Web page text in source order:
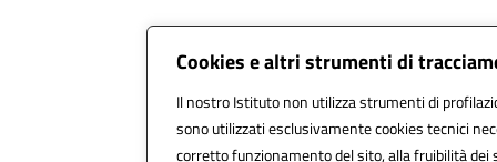
Cookies e altri strumenti di
Il nostro Istituto non utilizza strumenti di
sono utilizzati esclusivamente cookies tecnici
corretto funzionamento del sito, alla fruibilità dei